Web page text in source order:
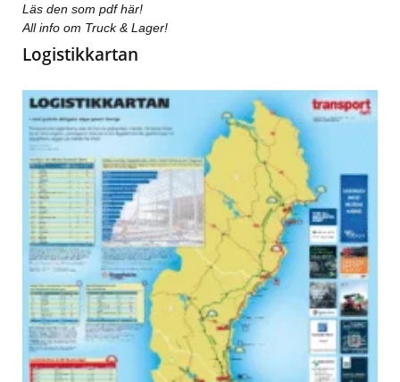
Läs den som pdf här!
All info om Truck & Lager!
Logistikkartan